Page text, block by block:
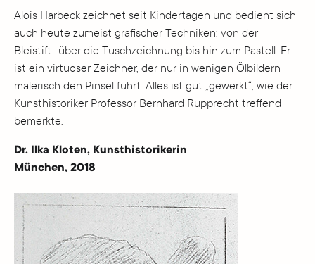
Alois Harbeck zeichnet seit Kindertagen und bedient sich
auch heute zumeist grafischer Techniken: von der
Bleistift- über die Tuschzeichnung bis hin zum Pastell. Er
ist ein virtuoser Zeichner, der nur in wenigen Ölbildern
malerisch den Pinsel führt. Alles ist gut „gewerkt“, wie der
Kunsthistoriker Professor Bernhard Rupprecht treffend
bemerkte.
Dr. Ilka Kloten, Kunsthistorikerin
München, 2018